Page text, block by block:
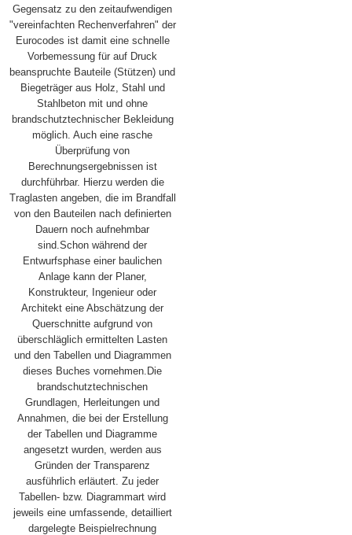
Gegensatz zu den zeitaufwendigen
"vereinfachten Rechenverfahren" der
Eurocodes ist damit eine schnelle
Vorbemessung für auf Druck
beanspruchte Bauteile (Stützen) und
Biegeträger aus Holz, Stahl und
Stahlbeton mit und ohne
brandschutztechnischer Bekleidung
möglich. Auch eine rasche
Überprüfung von
Berechnungsergebnissen ist
durchführbar. Hierzu werden die
Traglasten angeben, die im Brandfall
von den Bauteilen nach definierten
Dauern noch aufnehmbar
sind.Schon während der
Entwurfsphase einer baulichen
Anlage kann der Planer,
Konstrukteur, Ingenieur oder
Architekt eine Abschätzung der
Querschnitte aufgrund von
überschläglich ermittelten Lasten
und den Tabellen und Diagrammen
dieses Buches vornehmen.Die
brandschutztechnischen
Grundlagen, Herleitungen und
Annahmen, die bei der Erstellung
der Tabellen und Diagramme
angesetzt wurden, werden aus
Gründen der Transparenz
ausführlich erläutert. Zu jeder
Tabellen- bzw. Diagrammart wird
jeweils eine umfassende, detailliert
dargelegte Beispielrechnung